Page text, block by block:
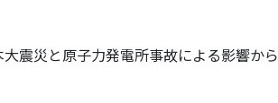
震災と原子力発電所事故による影響から